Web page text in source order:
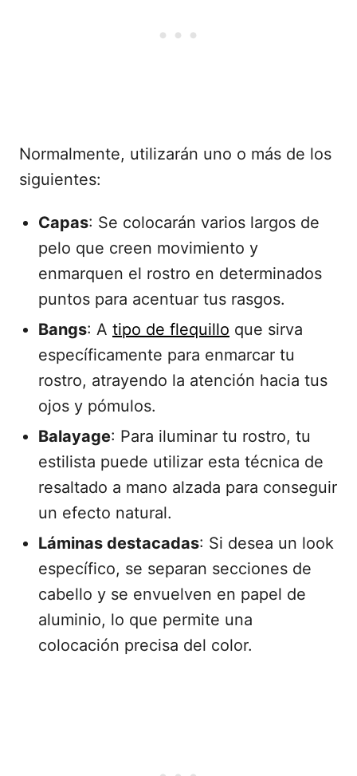
Normalmente, utilizarán uno o más de los
siguientes:
Capas: Se colocarán varios largos de
pelo que creen movimiento y
enmarquen el rostro en determinados
puntos para acentuar tus rasgos.
Bangs: A tipo de flequillo que sirva
específicamente para enmarcar tu
rostro, atrayendo la atención hacia tus
ojos y pómulos.
Balayage: Para iluminar tu rostro, tu
estilista puede utilizar esta técnica de
resaltado a mano alzada para conseguir
un efecto natural.
Láminas destacadas: Si desea un look
específico, se separan secciones de
cabello y se envuelven en papel de
aluminio, lo que permite una
colocación precisa del color.